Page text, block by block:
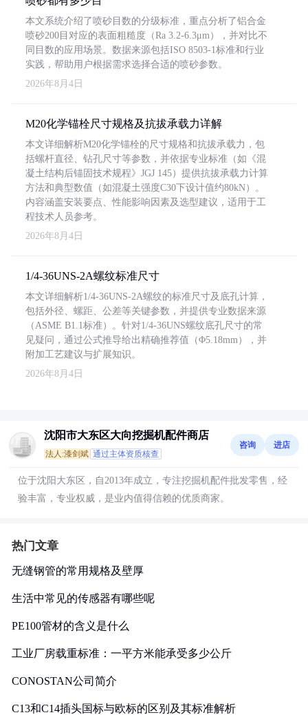
本文系统介绍了喷砂目数的分级标准，重点分析了铝合金
喷砂200目对应的表面粗糙度（Ra 3.2-6.3μm），并对比不
同目数的应用场景。数据来源包括ISO 8503-1标准和行业
实践，帮助用户根据需求选择合适的喷砂参数。
2026年8月4日
M20化学锚栓尺寸规格及抗拔承载力详解
本文详细解析M20化学锚栓的尺寸规格和抗拔承载力，包
括螺杆直径、钻孔尺寸等参数，并依据专业标准（如《混
凝土结构后锚固技术规程》JGJ 145）提供抗拔承载力计算
方法和典型数值（如混凝土强度C30下设计值约80kN）。
内容涵盖安装要点、性能影响因素及选型建议，适用于工
程技术人员参考。
2026年8月4日
1/4-36UNS-2A螺纹标准尺寸
本文详细解析1/4-36UNS-2A螺纹的标准尺寸及底孔计算，
包括外径、螺距、公差等关键参数，并提供专业数据来源
（ASME B1.1标准）。针对1/4-36UNS螺纹底孔尺寸的常
见疑问，通过公式推导给出精确推荐值（Φ5.18mm），并
附加工艺建议与扩展知识。
2026年8月4日
沈阳市大东区大向挖掘机配件商店
法人:漆剑斌 通过主体资质核查
咨询 进店
位于沈阳大东区，自2013年成立，专注挖掘机配件批发零售，经
验丰富，专业权威，是业内值得信赖的优质商家。
热门文章
无缝钢管的常用规格及壁厚
生活中常见的传感器有哪些呢
PE100管材的含义是什么
工业厂房载重标准：一平方米能承受多少公斤
CONOSTAN公司简介
C13和C14插头国标与欧标的区别及其标准解析